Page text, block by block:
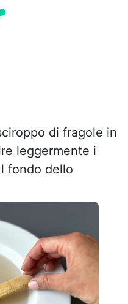
di fragole in
leggermente i
fondo dello